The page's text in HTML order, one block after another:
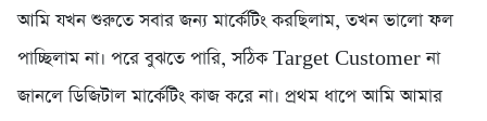
আমি যখন শুরুতে সবার জন্য মার্কেটিং করছিলাম, তখন ভালো ফল
পাচ্ছিলাম না। পরে বুঝতে পারি, সঠিক Target Customer না
জানলে ডিজিটাল মার্কেটিং কাজ করে না। প্রথম ধাপে আমি আমার